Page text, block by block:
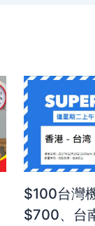
$100台灣
$700、台